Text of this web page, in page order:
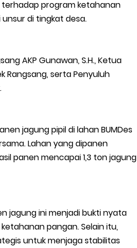
program ketahanan
di tingkat desa.
AKP Gunawan, S.H., Ketua
Rangsang, serta Penyuluh
jagung pipil di lahan BUMDes
Lahan yang dipanen
panen mencapai 1,3 ton jagung
jagung ini menjadi bukti nyata
pangan. Selain itu,
untuk menjaga stabilitas